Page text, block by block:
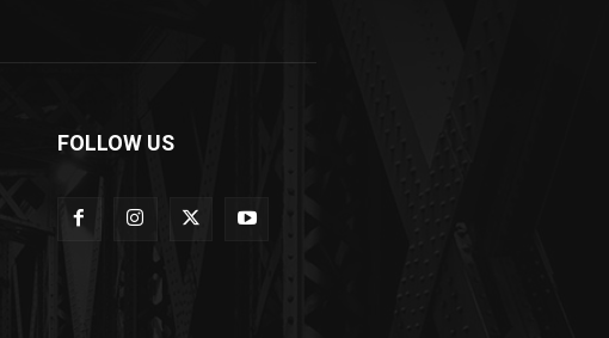
FOLLOW US